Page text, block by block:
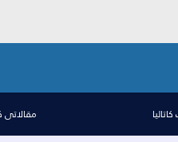
مقالاتی